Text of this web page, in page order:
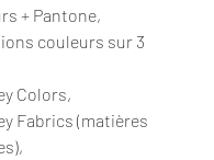
+ Pantone,
couleurs sur 3
Colors,
Fabrics (matières